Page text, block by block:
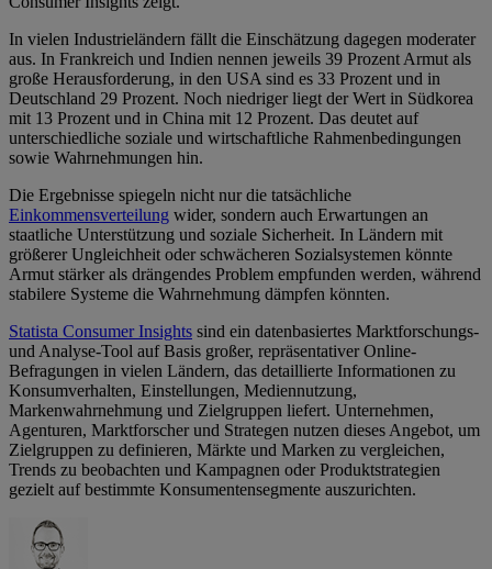
In vielen Industrieländern fällt die Einschätzung dagegen moderater
aus. In Frankreich und Indien nennen jeweils 39 Prozent Armut als
große Herausforderung, in den USA sind es 33 Prozent und in
Deutschland 29 Prozent. Noch niedriger liegt der Wert in Südkorea
mit 13 Prozent und in China mit 12 Prozent. Das deutet auf
unterschiedliche soziale und wirtschaftliche Rahmenbedingungen
sowie Wahrnehmungen hin.
Die Ergebnisse spiegeln nicht nur die tatsächliche
Einkommensverteilung wider, sondern auch Erwartungen an
staatliche Unterstützung und soziale Sicherheit. In Ländern mit
größerer Ungleichheit oder schwächeren Sozialsystemen könnte
Armut stärker als drängendes Problem empfunden werden, während
stabilere Systeme die Wahrnehmung dämpfen könnten.
Statista Consumer Insights sind ein datenbasiertes Marktforschungs-
und Analyse-Tool auf Basis großer, repräsentativer Online-
Befragungen in vielen Ländern, das detaillierte Informationen zu
Konsumverhalten, Einstellungen, Mediennutzung,
Markenwahrnehmung und Zielgruppen liefert. Unternehmen,
Agenturen, Marktforscher und Strategen nutzen dieses Angebot, um
Zielgruppen zu definieren, Märkte und Marken zu vergleichen,
Trends zu beobachten und Kampagnen oder Produktstrategien
gezielt auf bestimmte Konsumentensegmente auszurichten.